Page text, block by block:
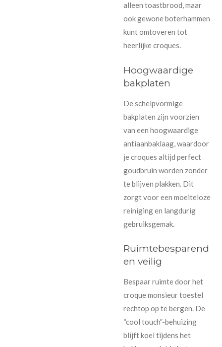
alleen toastbrood, maar
ook gewone boterhammen
kunt omtoveren tot
heerlijke croques.
Hoogwaardige
bakplaten
De schelpvormige
bakplaten zijn voorzien
van een hoogwaardige
antiaanbaklaag, waardoor
je croques altijd perfect
goudbruin worden zonder
te blijven plakken. Dit
zorgt voor een moeiteloze
reiniging en langdurig
gebruiksgemak.
Ruimtebesparend
en veilig
Bespaar ruimte door het
croque monsieur toestel
rechtop op te bergen. De
“cool touch”-behuizing
blijft koel tijdens het